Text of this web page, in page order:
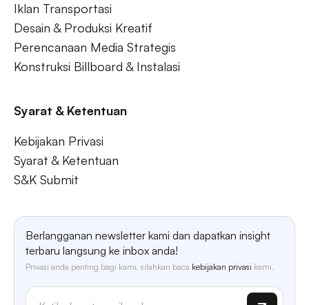
Iklan Transportasi
Desain & Produksi Kreatif
Perencanaan Media Strategis
Konstruksi Billboard & Instalasi
Syarat & Ketentuan
Kebijakan Privasi
Syarat & Ketentuan
S&K Submit
Berlangganan newsletter kami dan dapatkan insight
terbaru langsung ke inbox anda!
Privasi anda penting bagi kami, silahkan baca kebijakan privasi kami.